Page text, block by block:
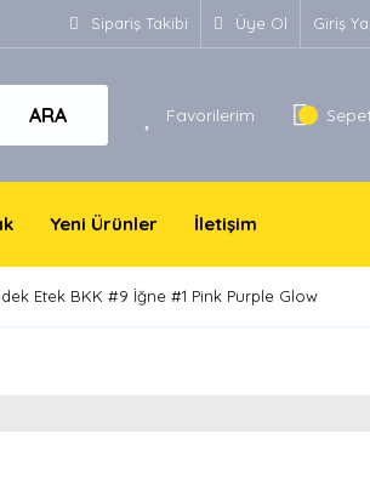
Sipariş Takibi Üye Ol Giriş
ARA Favorilerim
Yeni Ürünler İletişim
Etek BKK #9 İğne #1 Pink Purple Glow